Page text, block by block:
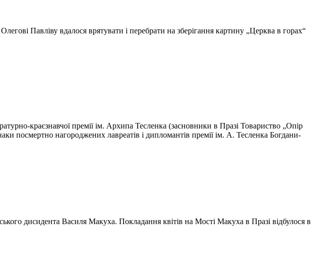
Павліву вдалося врятувати і перебрати на зберігання картину „Церква в горах“
краєзнавчої премії ім. Архипа Тесленка (засновники в Празі Товариство „Опір
посмертно нагороджених лавреатів і дипломантів премії ім. А. Тесленка Богдани-
дисидента Василя Макуха. Покла­дання квітів на Мості Макуха в Празі відбулося в